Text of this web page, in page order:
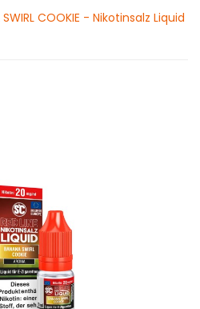
SWIRL COOKIE - Nikotinsalz Liquid